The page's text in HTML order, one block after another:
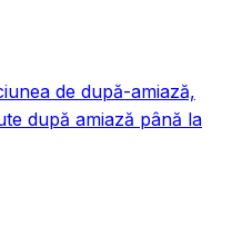
de după-amiază,
după amiază până la